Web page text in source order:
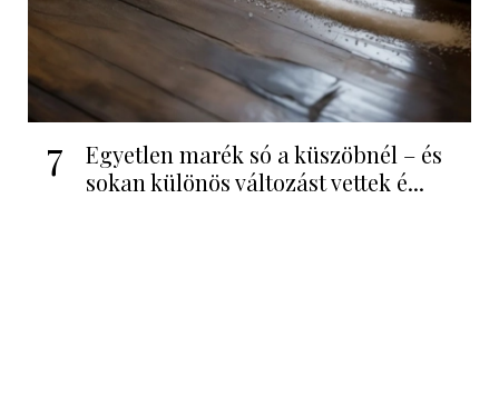
7
Egyetlen marék só a küszöbnél – és
sokan különös változást vettek é...